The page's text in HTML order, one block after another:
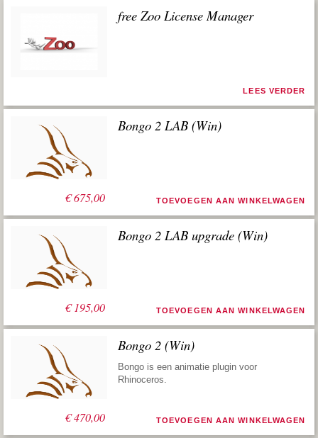
free Zoo License Manager
LEES VERDER
€675,00
Bongo 2 LAB (Win)
TOEVOEGEN AAN WINKELWAGEN
€195,00
Bongo 2 LAB upgrade (Win)
TOEVOEGEN AAN WINKELWAGEN
€470,00
Bongo 2 (Win)
Bongo is een animatie plugin voor
Rhinoceros.
TOEVOEGEN AAN WINKELWAGEN